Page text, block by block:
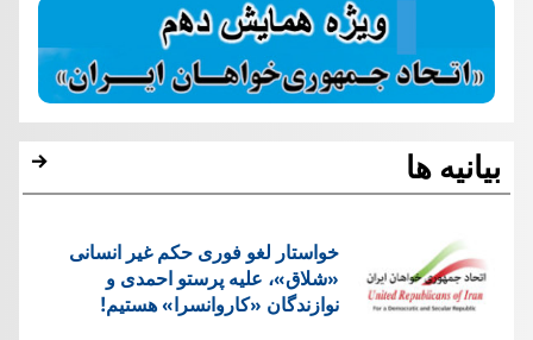
بیانیه ها
خواستار لغو فوری حکم غیر انسانی
«شلاق»، علیه پرستو احمدی و
نوازندگان «کاروانسرا» هستیم!